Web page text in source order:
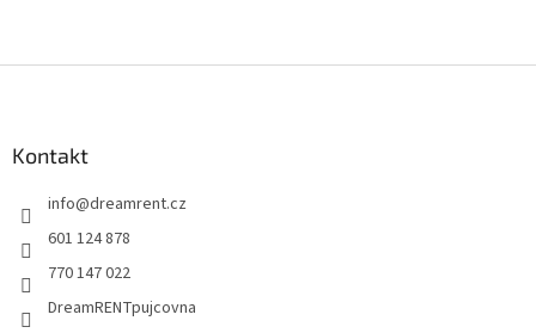
Kontakt
info@dreamrent.cz
601 124 878
770 147 022
DreamRENTpujcovna